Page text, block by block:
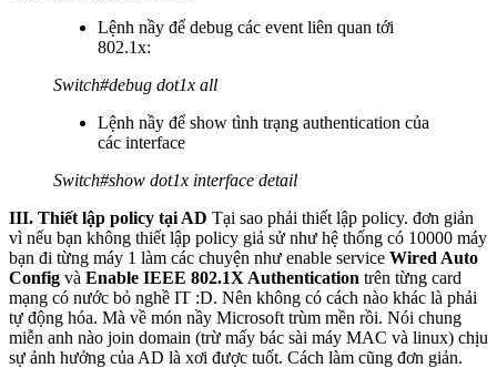
Lệnh nầy để debug các event liên quan tới
802.1x:
Switch#debug dot1x all
Lệnh nầy để show tình trạng authentication của
các interface
Switch#show dot1x interface detail
III. Thiết lập policy tại AD Tại sao phải thiết lập policy. đơn giản
vì nếu bạn không thiết lập policy giả sử như hệ thống có 10000 máy
bạn đi từng máy 1 làm các chuyện như enable service Wired Auto
Config và Enable IEEE 802.1X Authentication trên từng card
mạng có nước bỏ nghề IT :D. Nên không có cách nào khác là phải
tự động hóa. Mà về món nầy Microsoft trùm mền rồi. Nói chung
miễn anh nào join domain (trừ mấy bác sài máy MAC và linux) chịu
sự ảnh hưởng của AD là xơi được tuốt. Cách làm cũng đơn giản.